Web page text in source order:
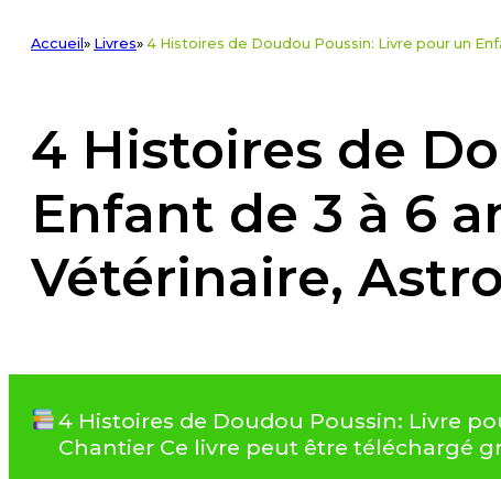
Accueil » Livres» 4 Histoires de Doudou Poussin: Livre pour un
4 Histoires de
Enfant de 3 à 6
Vétérinaire,
4 Histoires de Doudou Poussin: Livre
Chantier Ce livre peut être téléchargé